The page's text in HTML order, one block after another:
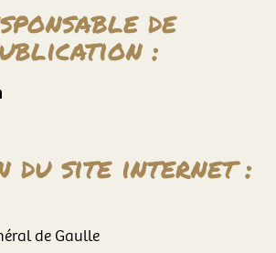
de
:
du site internet :
de Gaulle